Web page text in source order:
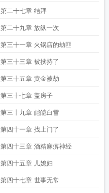
第二十七章 结拜
第二十九章 放纵一次
第三十一章 火锅店的劫匪
第三十三章 被挟持了
第三十五章 黄金被劫
第三十七章 盖房子
第三十九章 皑皑白雪
第四十一章 找上门了
第四十三章 酒精麻痹神经
第四十五章 儿媳妇
第四十七章 世事无常